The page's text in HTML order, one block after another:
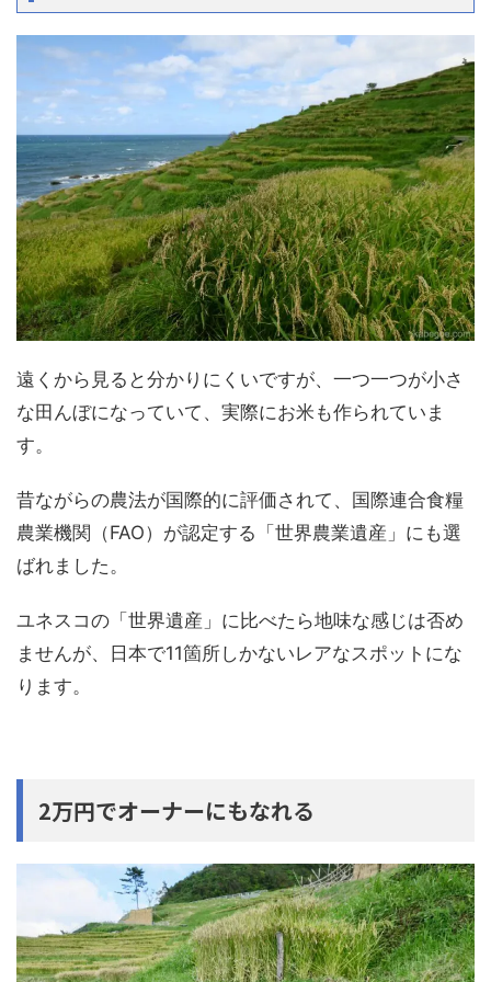
遠くから見ると分かりにくいですが、一つ一つが小さ
な田んぼになっていて、実際にお米も作られていま
す。
昔ながらの農法が国際的に評価されて、国際連合食糧
農業機関（FAO）が認定する「世界農業遺産」にも選
ばれました。
ユネスコの「世界遺産」に比べたら地味な感じは否め
ませんが、日本で11箇所しかないレアなスポットにな
ります。
2万円でオーナーにもなれる